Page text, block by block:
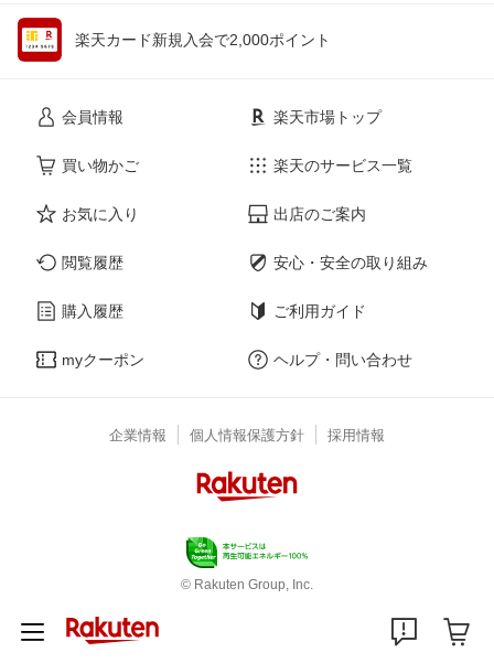
楽天カード新規入会で2,000ポイント
会員情報
買い物かご
お気に入り
閲覧履歴
購入履歴
myクーポン
楽天市場トップ
楽天のサービス一覧
出店のご案内
安心・安全の取り組み
ご利用ガイド
ヘルプ・問い合わせ
企業情報 個人情報保護方針 採用情報
© Rakuten Group, Inc.